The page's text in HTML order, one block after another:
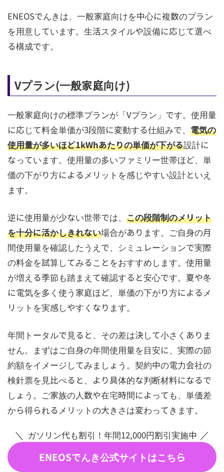
ENEOSでんきは、一般家庭向けを中心に複数のプラン
を用意しています。生活スタイルや設備に応じて選べ
る構成です。
Vプラン(一般家庭向け)
一般家庭向けの標準プランが「Vプラン」です。使用量
に応じて料金単価が3段階に変動する仕組みで、 電気の
使用量が多いほど1kWhあたりの単価が下がる設計に
なっています。使用量の多いファミリー世帯ほど、単
価の下がり方によるメリットを感じやすい設計といえ
ます。
逆に使用量が少ない世帯では、 この段階制のメリット
を十分に活かしきれない場合があります。ご自身の月
間使用量を確認したうえで、シミュレーションで実際
の料金を試算してみることをおすすめします。使用量
が増える季節も踏まえて確認すると安心です。夏や冬
に電気を多く使う家庭ほど、単価の下がり方によるメ
リットを実感しやすくなります。
年間トータルで見ると、その差は決して小さくありま
せん。まずはご自身の年間使用量を目安に、実際の節
約額をイメージしてみましょう。契約中の電力会社の
検針票を見比べると、より具体的な判断材料になるで
しょう。ご家族の人数や在宅時間によっても、単価差
から得られるメリットの大きさは変わってきます。
ガソリン代も割引！年間12,000円割引実施中
ENEOSでんき公式サイトはこちら